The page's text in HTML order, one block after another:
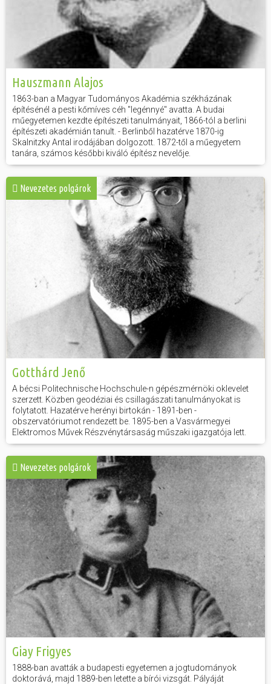
Hauszmann Alajos
1863-ban a Magyar Tudományos Akadémia székházának
építésénél a pesti kőmíves céh "legénnyé" avatta. A budai
műegyetemen kezdte építészeti tanulmányait, 1866-tól a berlini
építészeti akadémián tanult. - Berlinből hazatérve 1870-ig
Skalnitzky Antal irodájában dolgozott. 1872-től a műegyetem
tanára, számos későbbi kiváló építész nevelője.
Nevezetes polgárok
Gotthárd Jenő
A bécsi Politechnische Hochschule-n gépészmérnöki oklevelet
szerzett. Közben geodéziai és csillagászati tanulmányokat is
folytatott. Hazatérve herényi birtokán - 1891-ben -
obszervatóriumot rendezett be. 1895-ben a Vasvármegyei
Elektromos Művek Részvénytársaság műszaki igazgatója lett.
Nevezetes polgárok
Giay Frigyes
1888-ban avatták a budapesti egyetemen a jogtudományok
doktorává, majd 1889-ben letette a bírói vizsgát. Pályáját